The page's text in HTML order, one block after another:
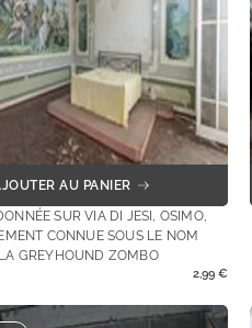
AU PANIER
SUR VIA DI JESI, OSIMO,
CONNUE SOUS LE NOM
GREYHOUND ZOMBO
2,99€